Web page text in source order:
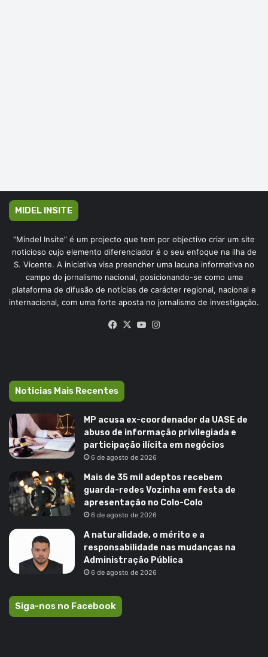
MIDEL INSITE
“Mindel Insite” é um projecto que tem por objectivo criar um site
noticioso cujo elemento diferenciador é o seu enfoque na ilha de
S. Vicente. A iniciativa visa preencher uma lacuna informativa no
campo do jornalismo nacional, posicionando-se como uma
plataforma de difusão de notícias de carácter regional, nacional e
internacional, com uma forte aposta no jornalismo de investigação.
Facebook
X YouTube
Noticias Mais Recentes
MP acusa ex-coordenador da UASE de
abuso de informação privilegiada e
participação ilícita em negócios
6 de agosto de 2026
Mais de 35 mil adeptos recebem
guarda-redes Vozinha em festa de
apresentação no Colo-Colo
6 de agosto de 2026
A naturalidade, o mérito e a
responsabilidade nas mudanças na
Administração Pública
6 de agosto de 2026
Siga-nos no Facebook